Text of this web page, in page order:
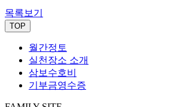
목록보기
TOP
월간정토
실천장소 소개
삼보수호비
기부금영수증